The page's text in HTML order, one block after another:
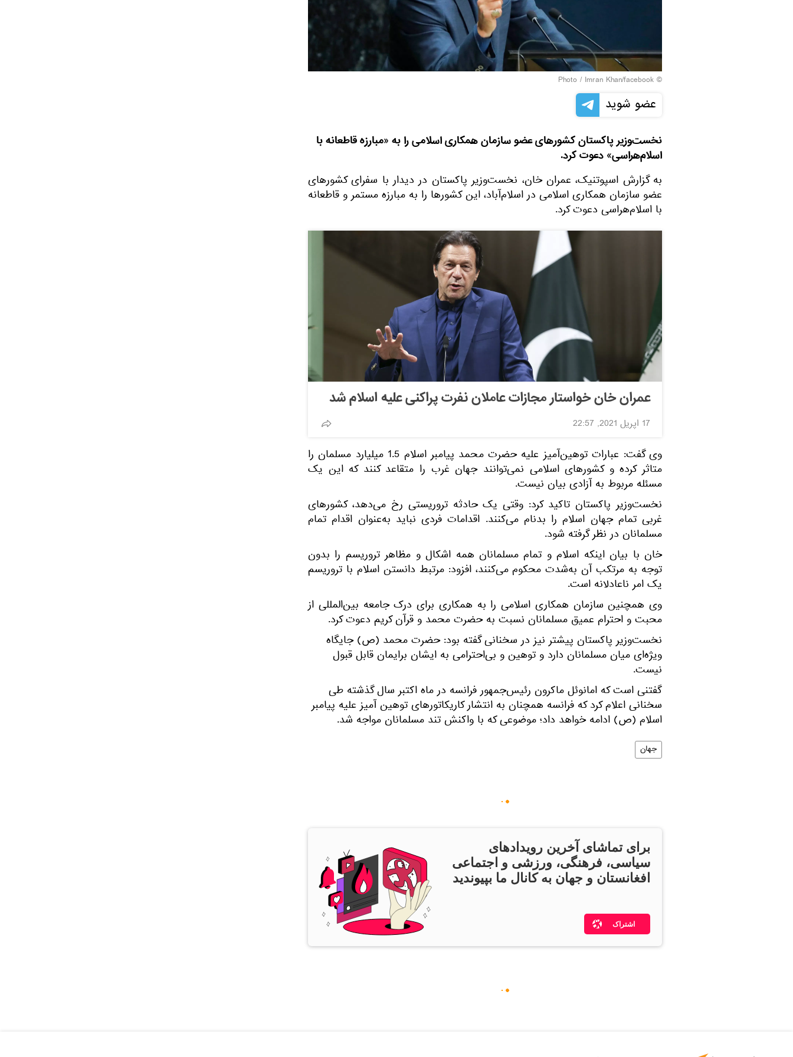
© Photo /
Imran Khan/facebook
عضو شوید
نخست‌وزیر پاکستان کشورهای عضو سازمان همکاری اسلامی را به «مبارزه قاطعانه با
اسلام‌هراسی» دعوت کرد.
به گزارش اسپوتنیک، عمران خان، نخست‌وزیر پاکستان در دیدار با سفرای کشورهای
عضو سازمان همکاری اسلامی در اسلام‌آباد، این کشورها را به مبارزه مستمر و قاطعانه
با اسلام‌هراسی دعوت کرد.
عمران خان خواستار مجازات عاملان نفرت ‌پراکنی علیه اسلام شد
17 اپریل 2021, 22:57
وی گفت: عبارات توهین‌آمیز علیه حضرت محمد پیامبر اسلام 1.5 میلیارد مسلمان را
متاثر کرده و کشورهای اسلامی نمی‌توانند جهان غرب را متقاعد کنند که این یک
مسئله مربوط به آزادی بیان نیست.
نخست‌وزیر پاکستان تاکید کرد: وقتی یک حادثه تروریستی رخ می‌دهد، کشورهای
غربی تمام جهان اسلام را بدنام می‌کنند. اقدامات فردی نباید به‌عنوان اقدام تمام
مسلمانان در نظر گرفته شود.
خان با بیان اینکه اسلام و تمام مسلمانان همه اشکال و مظاهر تروریسم را بدون
توجه به مرتکب آن به‌شدت محکوم می‌کنند، افزود: مرتبط دانستن اسلام با تروریسم
یک امر ناعادلانه است.
وی همچنین سازمان همکاری اسلامی را به همکاری برای درک جامعه بین‌المللی از
محبت و احترام عمیق مسلمانان نسبت به حضرت محمد و قرآن کریم دعوت کرد.
نخست‌وزیر پاکستان پیشتر نیز در سخنانی گفته بود: حضرت محمد (ص) جایگاه
ویژه‌ای میان مسلمانان دارد و توهین و بی‌احترامی به ایشان برایمان قابل قبول
نیست.
گفتنی است که امانوئل ماکرون رئیس‌جمهور فرانسه در ماه اکتبر سال گذشته طی
سخنانی اعلام کرد که فرانسه همچنان به انتشار کاریکاتورهای توهین آمیز علیه پیامبر
اسلام (ص) ادامه خواهد داد؛ موضوعی که با واکنش تند مسلمانان مواجه شد.
جهان
برای تماشای آخرین رویدادهای
سیاسی، فرهنگی، ورزشی و اجتماعی
افغانستان و جهان به کانال ما بپیوندید
اشتراک